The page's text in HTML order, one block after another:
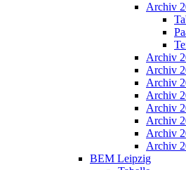
Archiv
Archiv
Archiv
Archiv
Archiv
Archiv
Archiv
Archiv
Archiv
BEM Leipzig